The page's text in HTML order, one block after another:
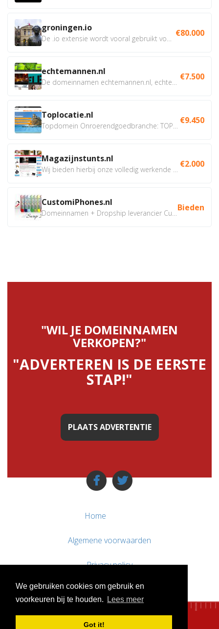
We gebruiken cookies om gebruik en
voorkeuren bij te houden.
Lees meer
Got it!
groningen.io €80.000
echtemannen.nl €7.500
Toplocatie.nl €9.450
Magazijnstunts.nl €2.000
CustomiPhones.nl Bieden
"WIL JE DOMEINNAMEN
VERKOPEN?"
"ADVERTEREN IS DE EERSTE
STAP!"
PLAATS ADVERTENTIE
Home
Algemene voorwaarden
Privacy policy
Contact / Support